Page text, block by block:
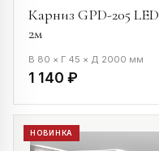
Карниз GPD-205 LED
2м
В 80 × Г 45 × Д 2000 мм
1 140 ₽
НОВИНКА